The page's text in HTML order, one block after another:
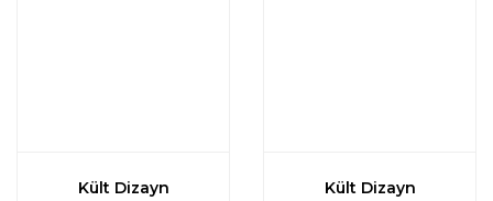
Kült Dizayn Kült Dizayn